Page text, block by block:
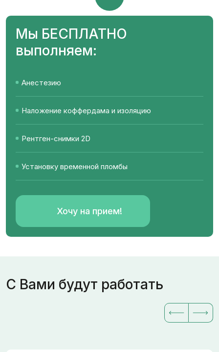
Мы БЕСПЛАТНО
выполняем:
Анестезию
Наложение коффердама и изоляцию
Рентген-снимки 2D
Установку временной пломбы
Хочу на прием!
С Вами будут работать